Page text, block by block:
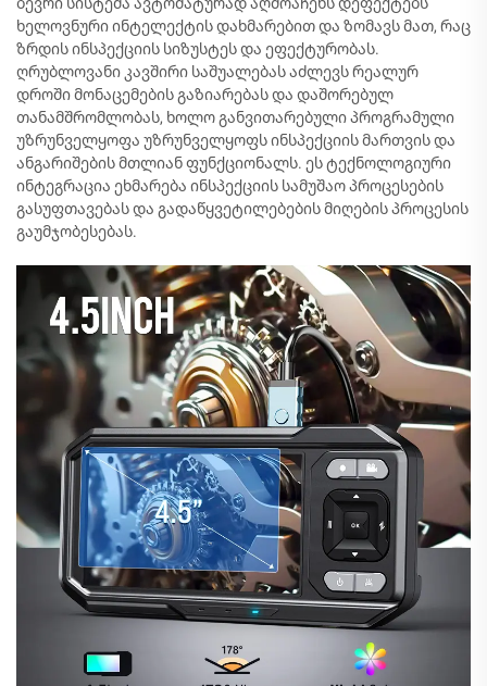
ხელოვნური ინტელექტის დახმარებით და ზომავს მათ, რაც
ზრდის ინსპექციის სიზუსტეს და ეფექტურობას.
ღრუბლოვანი კავშირი საშუალებას აძლევს რეალურ
დროში მონაცემების გაზიარებას და დაშორებულ
თანამშრომლობას, ხოლო განვითარებული პროგრამული
უზრუნველყოფა უზრუნველყოფს ინსპექციის მართვის და
ანგარიშების მთლიან ფუნქციონალს. ეს ტექნოლოგიური
ინტეგრაცია ეხმარება ინსპექციის სამუშაო პროცესების
გასუფთავებას და გადაწყვეტილებების მიღების პროცესის
გაუმჯობესებას.